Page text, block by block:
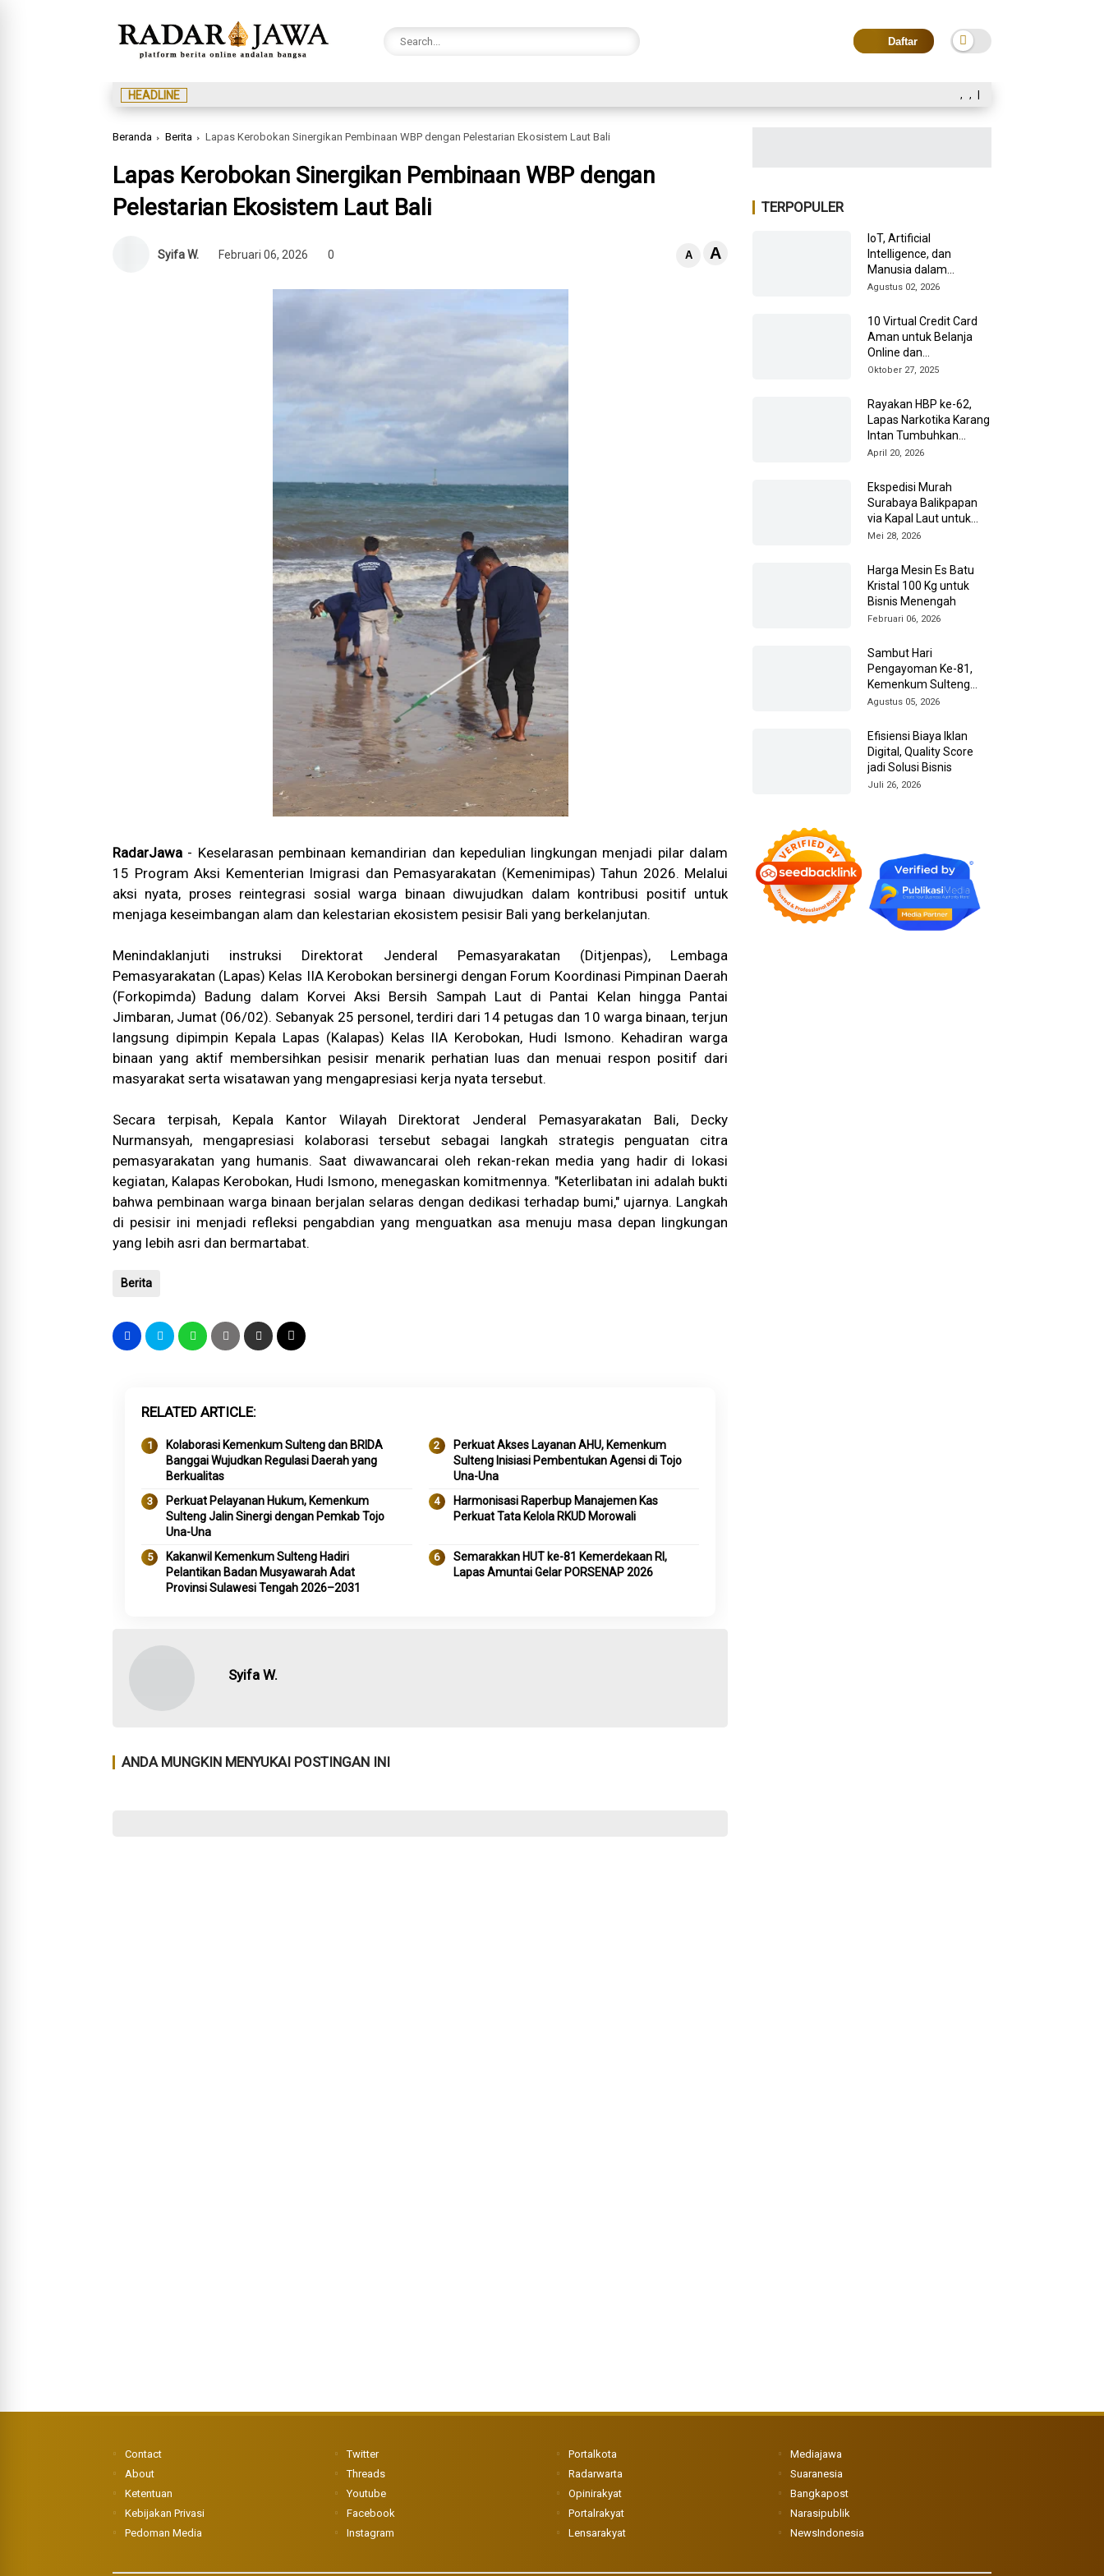
Daftar
, , |
HEADLINE
Beranda Berita Lapas Kerobokan Sinergikan Pembinaan WBP dengan Pelestarian Ekosistem Laut Bali
Lapas Kerobokan Sinergikan Pembinaan WBP dengan
Pelestarian Ekosistem Laut Bali
Syifa W. Februari 06, 2026 0 A A
RadarJawa - Keselarasan pembinaan kemandirian dan kepedulian lingkungan menjadi pilar dalam
15 Program Aksi Kementerian Imigrasi dan Pemasyarakatan (Kemenimipas) Tahun 2026. Melalui
aksi nyata, proses reintegrasi sosial warga binaan diwujudkan dalam kontribusi positif untuk
menjaga keseimbangan alam dan kelestarian ekosistem pesisir Bali yang berkelanjutan.
Menindaklanjuti instruksi Direktorat Jenderal Pemasyarakatan (Ditjenpas), Lembaga
Pemasyarakatan (Lapas) Kelas IIA Kerobokan bersinergi dengan Forum Koordinasi Pimpinan Daerah
(Forkopimda) Badung dalam Korvei Aksi Bersih Sampah Laut di Pantai Kelan hingga Pantai
Jimbaran, Jumat (06/02). Sebanyak 25 personel, terdiri dari 14 petugas dan 10 warga binaan, terjun
langsung dipimpin Kepala Lapas (Kalapas) Kelas IIA Kerobokan, Hudi Ismono. Kehadiran warga
binaan yang aktif membersihkan pesisir menarik perhatian luas dan menuai respon positif dari
masyarakat serta wisatawan yang mengapresiasi kerja nyata tersebut.
Secara terpisah, Kepala Kantor Wilayah Direktorat Jenderal Pemasyarakatan Bali, Decky
Nurmansyah, mengapresiasi kolaborasi tersebut sebagai langkah strategis penguatan citra
pemasyarakatan yang humanis. Saat diwawancarai oleh rekan-rekan media yang hadir di lokasi
kegiatan, Kalapas Kerobokan, Hudi Ismono, menegaskan komitmennya. "Keterlibatan ini adalah bukti
bahwa pembinaan warga binaan berjalan selaras dengan dedikasi terhadap bumi," ujarnya. Langkah
di pesisir ini menjadi refleksi pengabdian yang menguatkan asa menuju masa depan lingkungan
yang lebih asri dan bermartabat.
Berita
RELATED ARTICLE
Kolaborasi Kemenkum Sulteng dan BRIDA
Banggai Wujudkan Regulasi Daerah yang
Berkualitas
Perkuat Akses Layanan AHU, Kemenkum
Sulteng Inisiasi Pembentukan Agensi di Tojo
Una-Una
Perkuat Pelayanan Hukum, Kemenkum
Sulteng Jalin Sinergi dengan Pemkab Tojo
Una-Una
Harmonisasi Raperbup Manajemen Kas
Perkuat Tata Kelola RKUD Morowali
Kakanwil Kemenkum Sulteng Hadiri
Pelantikan Badan Musyawarah Adat
Provinsi Sulawesi Tengah 2026–2031
Semarakkan HUT ke-81 Kemerdekaan RI,
Lapas Amuntai Gelar PORSENAP 2026
Syifa W.
ANDA MUNGKIN MENYUKAI POSTINGAN INI
TERPOPULER
IoT, Artificial
Intelligence, dan
Manusia dalam
Transformasi Industri
Agustus 02, 2026
10 Virtual Credit Card
Aman untuk Belanja
Online dan
Internasional
Oktober 27, 2025
Rayakan HBP ke-62,
Lapas Narkotika Karang
Intan Tumbuhkan
Energi Positif di Balik
April 20, 2026
Ekspedisi Murah
Surabaya Balikpapan
via Kapal Laut untuk
Pengiriman Barang
Mei 28, 2026
Harga Mesin Es Batu
Kristal 100 Kg untuk
Bisnis Menengah
Februari 06, 2026
Sambut Hari
Pengayoman Ke-81,
Kemenkum Sulteng
Ziarah ke TMP Tatura
Agustus 05, 2026
Efisiensi Biaya Iklan
Digital, Quality Score
jadi Solusi Bisnis
Juli 26, 2026
Contact
About
Ketentuan
Kebijakan Privasi
Pedoman Media
Twitter
Threads
Youtube
Facebook
Instagram
Portalkota
Radarwarta
Opinirakyat
Portalrakyat
Lensarakyat
Mediajawa
Suaranesia
Bangkapost
Narasipublik
NewsIndonesia